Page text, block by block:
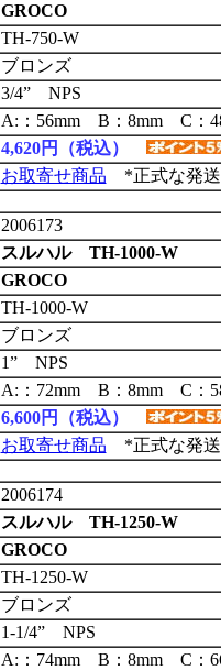
GROCO
TH-750-W
ブロンズ
3/4” NPS
A:：56mm B：8mm C：
4,620円（税込）
お取寄せ商品 *正式な発送
2006173
スルハル TH-1000-W
GROCO
TH-1000-W
ブロンズ
1” NPS
A:：72mm B：8mm C：
6,600円（税込）
お取寄せ商品 *正式な発送
2006174
スルハル TH-1250-W
GROCO
TH-1250-W
ブロンズ
1-1/4” NPS
A:：74mm B：8mm C：